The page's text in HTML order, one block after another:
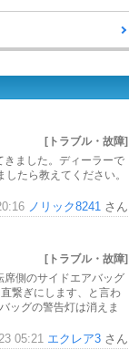
[トラブル・故障]
ました。ディーラーで
たら教えてください。
ノリック8241 さん
[トラブル・故障]
席側のサイドエアバッグ
繋ぎにします、と言わ
ッグの警告灯は消えま
05:21 エクレア3 さん